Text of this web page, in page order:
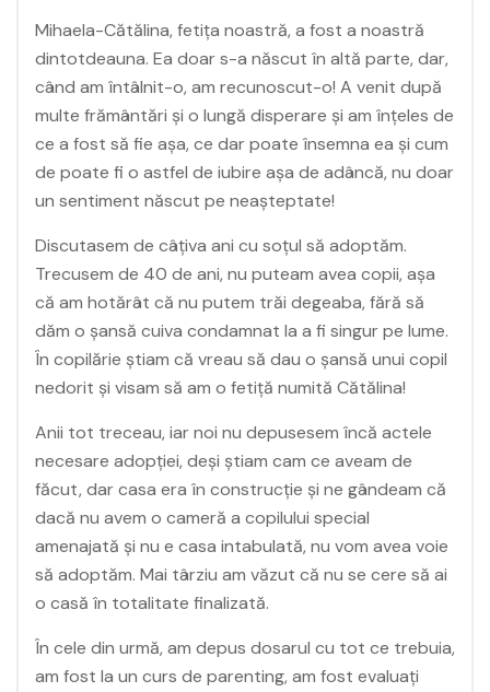
Mihaela-Cătălina, fetița noastră, a fost a noastră
dintotdeauna. Ea doar s-a născut în altă parte, dar,
când am întâlnit-o, am recunoscut-o! A venit după
multe frământări și o lungă disperare și am înțeles de
ce a fost să fie așa, ce dar poate însemna ea și cum
de poate fi o astfel de iubire așa de adâncă, nu doar
un sentiment născut pe neașteptate!
Discutasem de câțiva ani cu soțul să adoptăm.
Trecusem de 40 de ani, nu puteam avea copii, așa
că am hotărât că nu putem trăi degeaba, fără să
dăm o șansă cuiva condamnat la a fi singur pe lume.
În copilărie știam că vreau să dau o șansă unui copil
nedorit și visam să am o fetiță numită Cătălina!
Anii tot treceau, iar noi nu depusesem încă actele
necesare adopției, deși știam cam ce aveam de
făcut, dar casa era în construcție și ne gândeam că
dacă nu avem o cameră a copilului special
amenajată și nu e casa intabulată, nu vom avea voie
să adoptăm. Mai târziu am văzut că nu se cere să ai
o casă în totalitate finalizată.
În cele din urmă, am depus dosarul cu tot ce trebuia,
am fost la un curs de parenting, am fost evaluați